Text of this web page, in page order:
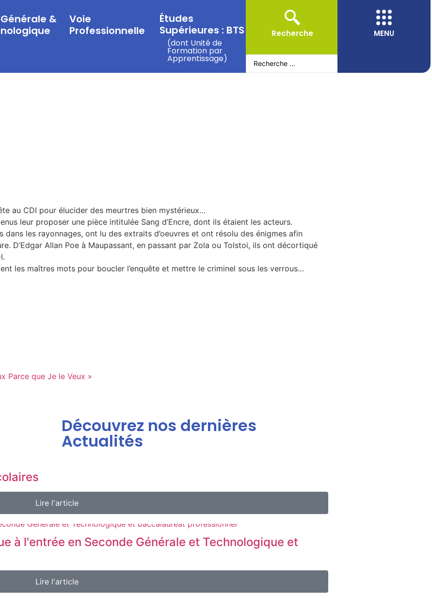
&
Voie
Professionnelle
Études
Supérieures : BTS
(dont Unité de
Formation par
Apprentissage)
Recherche MENU
au CDI pour élucider des meurtres bien mystérieux…
leur proposer une pièce intitulée Sang d’Encre, dont ils étaient les acteurs.
les rayonnages, ont lu des extraits d’oeuvres et ont résolu des énigmes afin
D’Edgar Allan Poe à Maupassant, en passant par Zola ou Tolstoi, ils ont décortiqué
les maîtres mots pour boucler l’enquête et mettre le criminel sous les verrous…
Parce que Je le Veux »
Découvrez nos dernières
Actualités
Lire l'article
à l'entrée en Seconde Générale et Technologique et
Lire l'article